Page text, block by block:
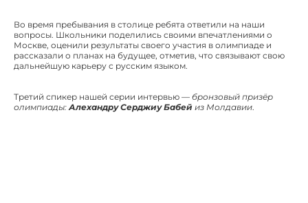
Во время пребывания в столице ребята ответили на наши
вопросы. Школьники поделились своими впечатлениями о
Москве, оценили результаты своего участия в олимпиаде и
рассказали о планах на будущее, отметив, что связывают свою
дальнейшую карьеру с русским языком.
Третий спикер нашей серии интервью — бронзовый призёр
олимпиады:Алехандру Серджиу Бабей из Молдавии.